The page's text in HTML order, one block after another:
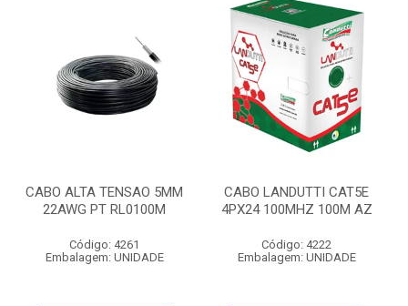
CABO ALTA TENSAO 5MM
22AWG PT RL0100M
Código: 4261
Embalagem: UNIDADE
CABO LANDUTTI CAT5E
4PX24 100MHZ 100M AZ
Código: 4222
Embalagem: UNIDADE